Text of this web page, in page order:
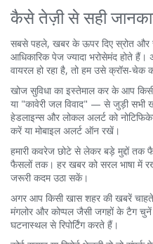
कैसे तेज़ी से सही
सबसे पहले, खबर के ऊपर दिए स्रोत और
आधिकारिक पेज ज्यादा भरोसेमंद होते हैं।
वायरल हो रहा है, तो हम उसे क्रॉस-चेक
खोज सुविधा का इस्तेमाल कर के आप
या "कावेरी जल विवाद" — से जुड़ी सभी
हेडलाइन्स और लोकल अलर्ट को
करें या मोबाइल अलर्ट ऑन रखें।
हमारी कवरेज छोटे से लेकर बड़े मुद्दों
फैसलों तक। हर खबर को सरल भाषा में
जरूरी कदम उठा सकें।
अगर आप किसी खास शहर की खबरें
मंगलोर और कोप्पल जैसी जगहों के टैग
घटनास्थल से रिपोर्टिंग करते हैं।